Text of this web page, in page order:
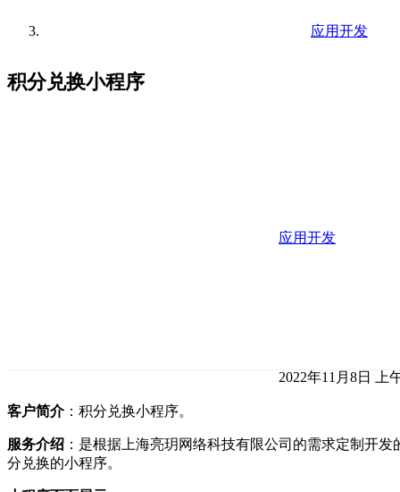
应用开发
积分兑换小程序
应用开发
2022年11月8日 上
客户简介：积分兑换小程序。
服务介绍 ：是根据上海亮玥网络科技有限公司的需求定制开发
分兑换的小程序。